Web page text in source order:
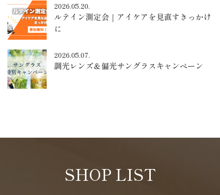
2026.05.20.
ルテイン測定会｜アイケアを見直すきっかけ
に
2026.05.07.
調光レンズ＆偏光サングラスキャンペーン
SHOP LIST